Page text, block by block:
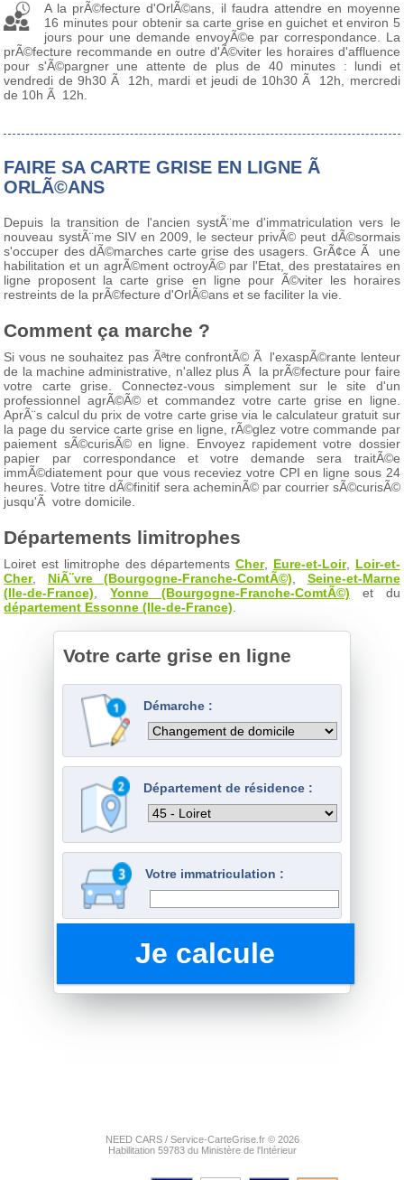
A la prÃ©fecture d'OrlÃ©ans, il faudra attendre en moyenne
16 minutes pour obtenir sa carte grise en guichet et environ 5
jours pour une demande envoyÃ©e par correspondance. La
prÃ©fecture recommande en outre d'Ã©viter les horaires d'affluence
pour s'Ã©pargner une attente de plus de 40 minutes : lundi et
vendredi de 9h30 Ã 12h, mardi et jeudi de 10h30 Ã 12h, mercredi
de 10h Ã 12h.
FAIRE SA CARTE GRISE EN LIGNE Ã
ORLÃ©ANS
Depuis la transition de l'ancien systÃ¨me d'immatriculation vers le
nouveau systÃ¨me SIV en 2009, le secteur privÃ© peut dÃ©sormais
s'occuper des dÃ©marches carte grise des usagers. GrÃ¢ce Ã une
habilitation et un agrÃ©ment octroyÃ© par l'Etat, des prestataires en
ligne proposent la carte grise en ligne pour Ã©viter les horaires
restreints de la prÃ©fecture d'OrlÃ©ans et se faciliter la vie.
Comment ça marche ?
Si vous ne souhaitez pas Ãªtre confrontÃ© Ã l'exaspÃ©rante lenteur
de la machine administrative, n'allez plus Ã la prÃ©fecture pour faire
votre carte grise. Connectez-vous simplement sur le site d'un
professionnel agrÃ©Ã© et commandez votre carte grise en ligne.
AprÃ¨s calcul du prix de votre carte grise via le calculateur gratuit sur
la page du service carte grise en ligne, rÃ©glez votre commande par
paiement sÃ©curisÃ© en ligne. Envoyez rapidement votre dossier
papier par correspondance et votre demande sera traitÃ©e
immÃ©diatement pour que vous receviez votre CPI en ligne sous 24
heures. Votre titre dÃ©finitif sera acheminÃ© par courrier sÃ©curisÃ©
jusqu'Ã votre domicile.
Départements limitrophes
Loiret est limitrophe des départementsCher, Eure-et-Loir, Loir-et-
Cher, NiÃ¨vre (Bourgogne-Franche-ComtÃ©), Seine-et-Marne
(Ile-de-France),Yonne (Bourgogne-Franche-ComtÃ©) et du
département Essonne (Ile-de-France).
Votre carte grise en ligne
Démarche :
Département de résidence :
Votre immatriculation :
NEED CARS / Service-CarteGrise.fr © 2026
Habilitation 59783 du Ministère de l'Intérieur